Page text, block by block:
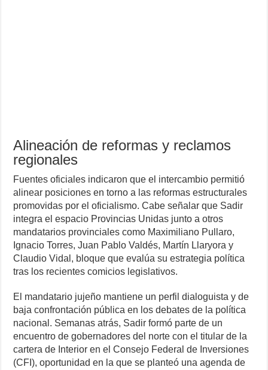
Alineación de reformas y reclamos
regionales
Fuentes oficiales indicaron que el intercambio permitió
alinear posiciones en torno a las reformas estructurales
promovidas por el oficialismo. Cabe señalar que Sadir
integra el espacio Provincias Unidas junto a otros
mandatarios provinciales como Maximiliano Pullaro,
Ignacio Torres, Juan Pablo Valdés, Martín Llaryora y
Claudio Vidal, bloque que evalúa su estrategia política
tras los recientes comicios legislativos.
El mandatario jujeño mantiene un perfil dialoguista y de
baja confrontación pública en los debates de la política
nacional. Semanas atrás, Sadir formó parte de un
encuentro de gobernadores del norte con el titular de la
cartera de Interior en el Consejo Federal de Inversiones
(CFI), oportunidad en la que se planteó una agenda de